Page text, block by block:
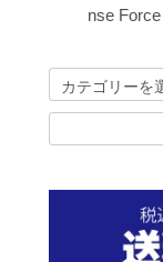
nse Force